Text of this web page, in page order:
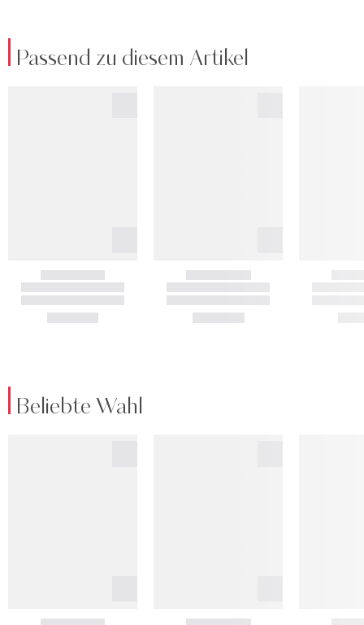
Passend zu diesem Artikel
Beliebte Wahl